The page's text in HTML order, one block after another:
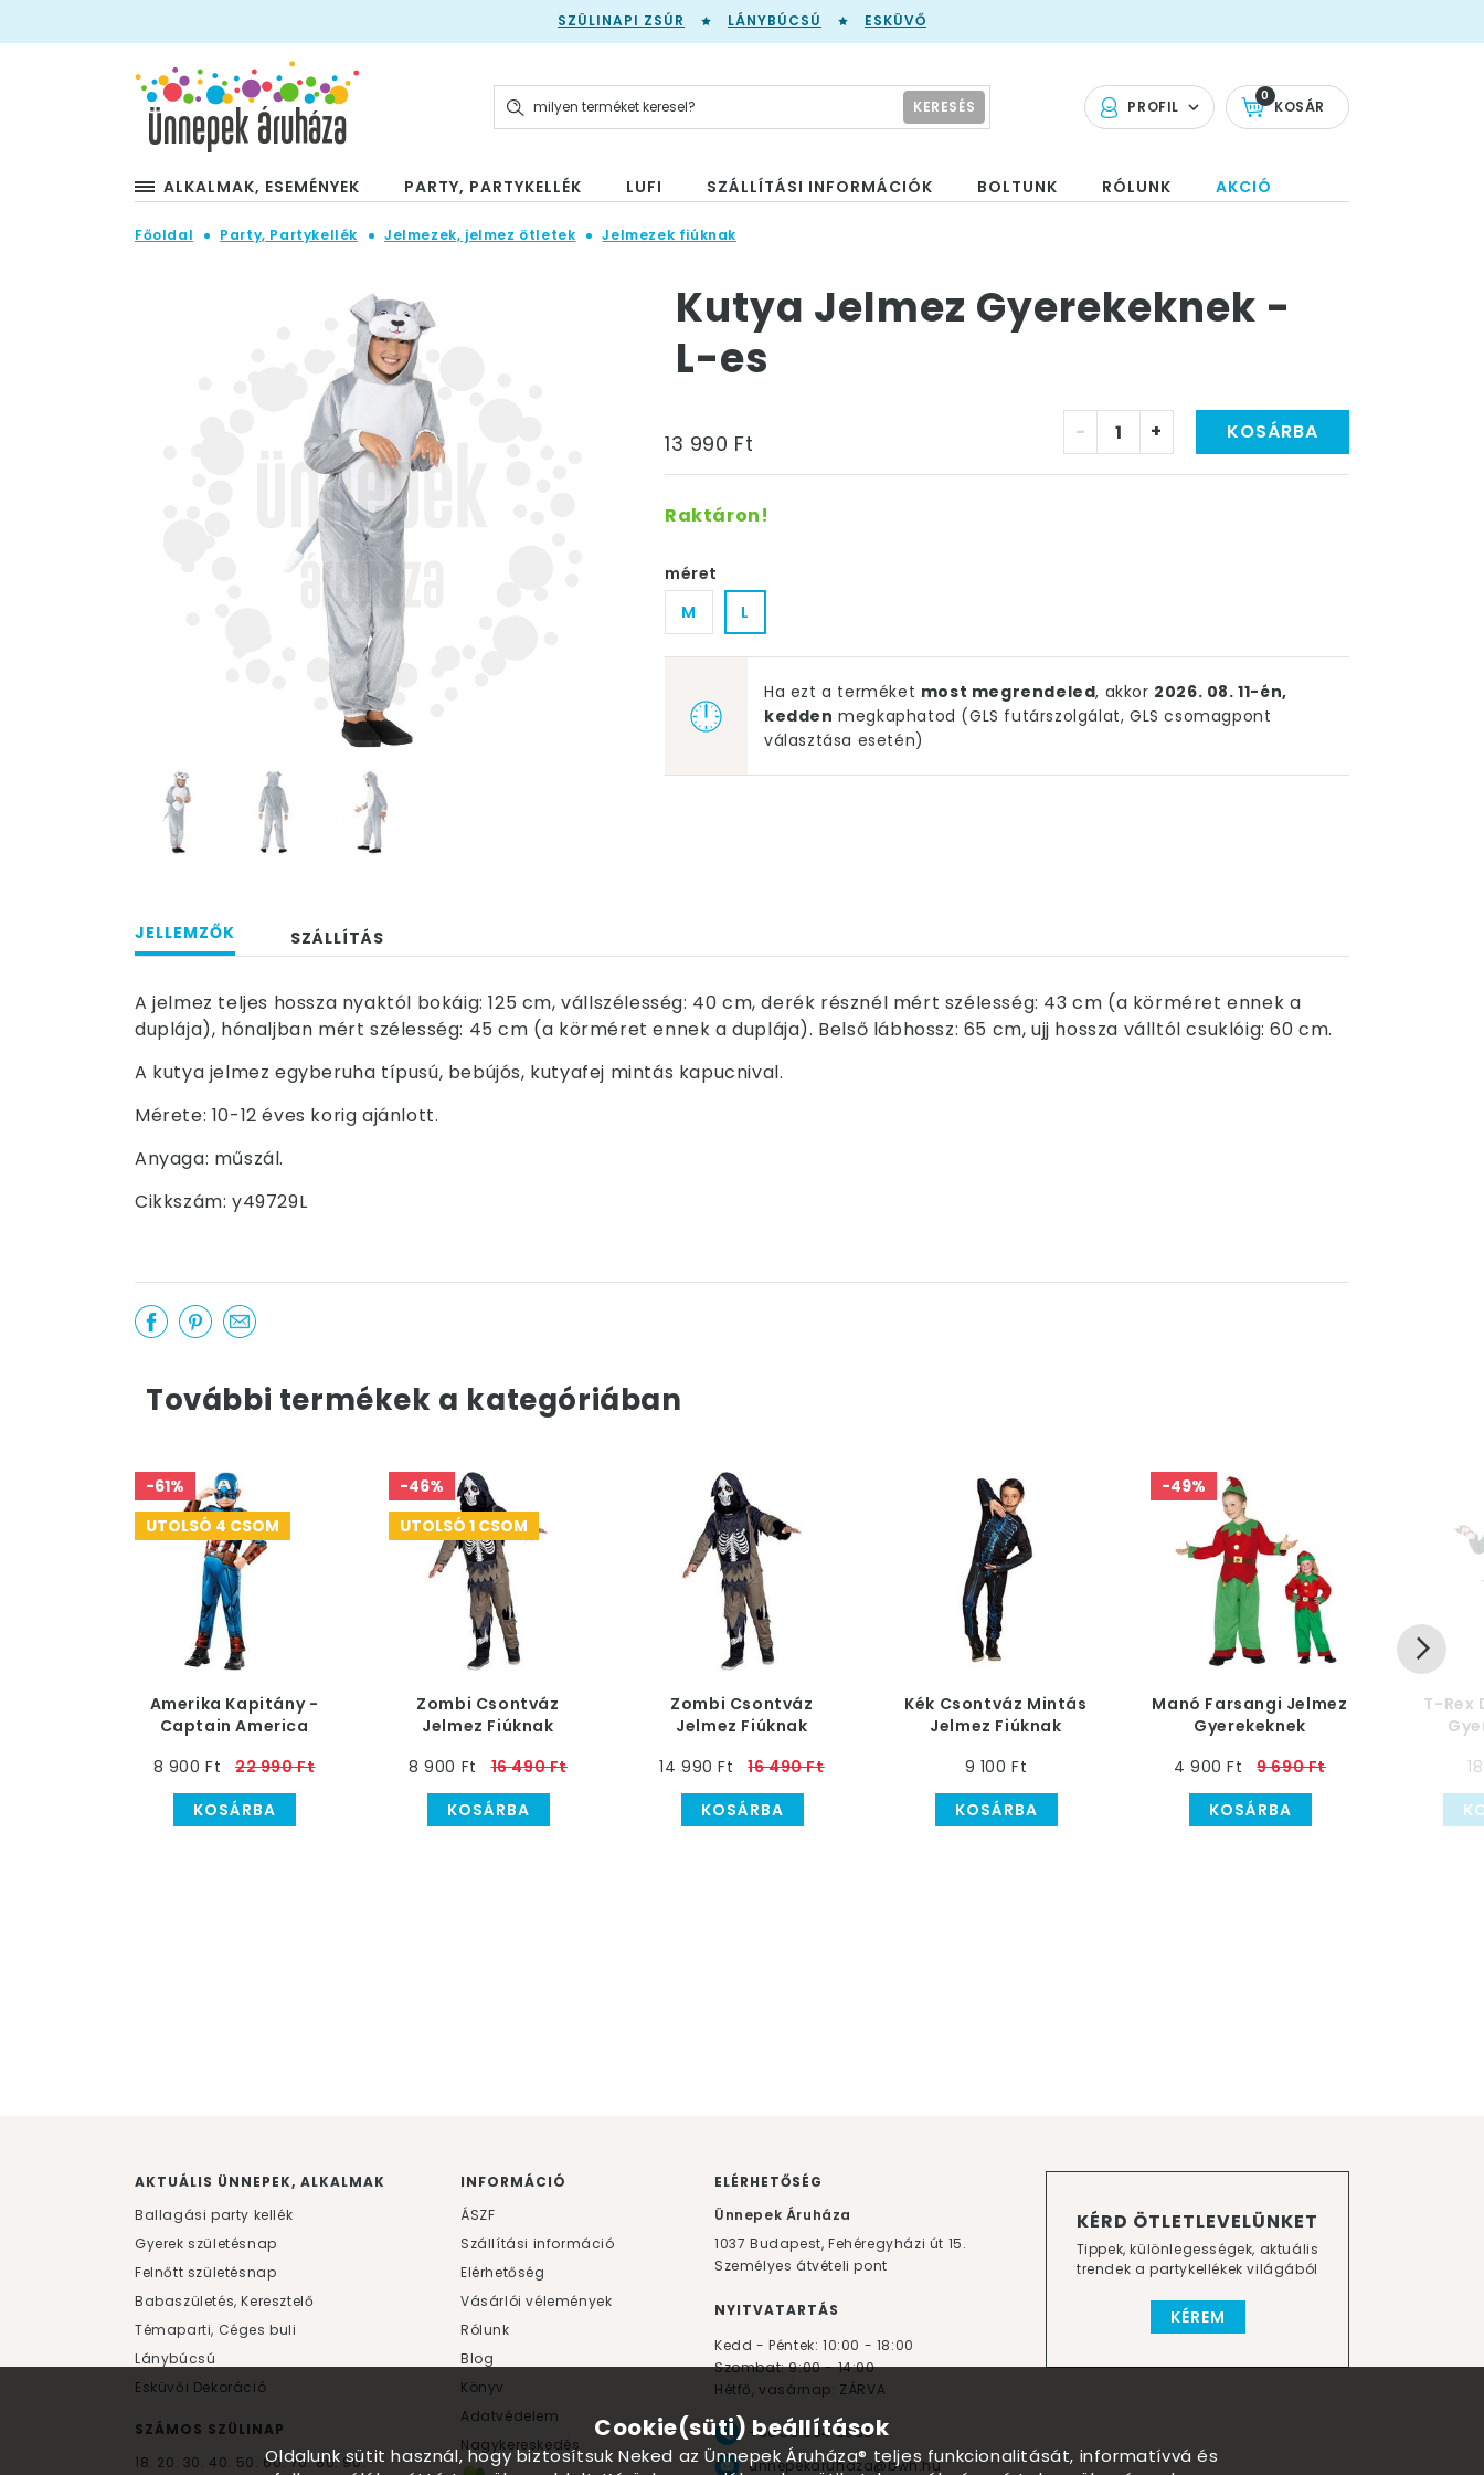
SZÜLINAPI ZSÚR LÁNYBÚCSÚ ESKÜVŐ
PROFIL KOSÁR
0
KERESÉS
ALKALMAK, ESEMÉNYEK PARTY, PARTYKELLÉK LUFI SZÁLLÍTÁSI INFORMÁCIÓK BOLTUNK RÓLUNK AKCIÓ
Főoldal Party, Partykellék Jelmezek, jelmez ötletek Jelmezek fiúknak
Kutya Jelmez Gyerekeknek -
L-es
13 990 Ft - + KOSÁRBA
Raktáron!
méret
M
L
Ha ezt a terméket most megrendeled, akkor 2026. 08. 11-én,
kedden megkaphatod (GLS futárszolgálat, GLS csomagpont
választása esetén)
JELLEMZŐK SZÁLLÍTÁS
A jelmez teljes hossza nyaktól bokáig: 125 cm, vállszélesség: 40 cm, derék résznél mért szélesség: 43 cm (a körméret ennek a
duplája), hónaljban mért szélesség: 45 cm (a körméret ennek a duplája). Belső lábhossz: 65 cm, ujj hossza válltól csuklóig: 60 cm.
A kutya jelmez egyberuha típusú, bebújós, kutyafej mintás kapucnival.
Mérete: 10-12 éves korig ajánlott.
Anyaga: műszál.
Cikkszám: y49729L
További termékek a kategóriában
-61%
UTOLSÓ 4 CSOM
Amerika Kapitány -
Captain America
8 900 Ft
22 990 Ft
KOSÁRBA
-46%
UTOLSÓ 1 CSOM
Zombi Csontváz
Jelmez Fiúknak
8 900 Ft
16 490 Ft
KOSÁRBA
Zombi Csontváz
Jelmez Fiúknak
14 990 Ft
16 490 Ft
KOSÁRBA
Kék Csontváz Mintás
Jelmez Fiúknak
9 100 Ft
KOSÁRBA
-49%
Manó Farsangi Jelmez
Gyerekeknek
4 900 Ft
9 690 Ft
KOSÁRBA
T-Rex
KÉRD ÖTLETLEVELÜNKET
Tippek, különlegességek, aktuális
trendek a partykellékek világából
KÉREM
AKTUÁLIS ÜNNEPEK, ALKALMAK
Ballagási party kellék
Gyerek születésnap
Felnőtt születésnap
Babaszületés, Keresztelő
Témaparti, Céges buli
Lánybúcsú
Esküvői Dekoráció
SZÁMOS SZÜLINAP
18. 20. 30. 40. 50. 60.70.80.90.
INFORMÁCIÓ
ÁSZF
Szállítási információ
Elérhetőség
Vásárlói vélemények
Rólunk
Blog
Könyv
Adatvédelem
Nagykereskedés
ELÉRHETŐSÉG
Ünnepek Áruháza
1037 Budapest, Fehéregyházi út 15.
Személyes átvételi pont
NYITVATARTÁS
Kedd - Péntek: 10:00 - 18:00
Szombat: 9:00 - 14:00
Hétfő, vasárnap: ZÁRVA
+36 30 984 6955
unnepekaruhaza@bwh.hu
Cookie(süti) beállítások
Oldalunk sütit használ, hogy biztosítsuk Neked az Ünnepek Áruháza® teljes funkcionalitását, informatívvá és